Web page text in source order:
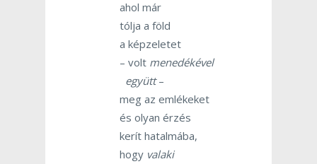
ahol már
tólja a föld
a képzeletet
– volt menedékével
együtt–
meg az emlékeket
és olyan érzés
kerít hatalmába,
hogy valaki